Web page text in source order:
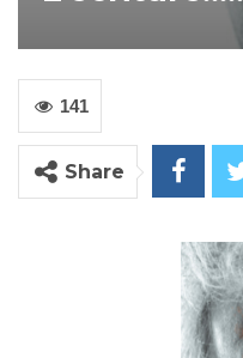
141
Share